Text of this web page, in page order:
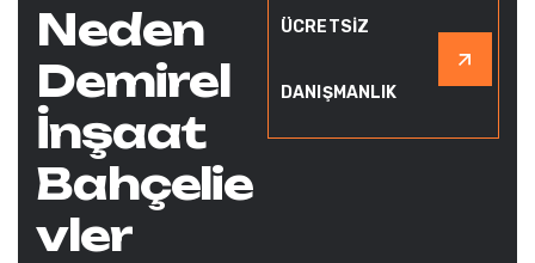
Neden
Demirel
İnşaat
Bahçelie
vler
ÜCRETSİZ
DANIŞMANLIK